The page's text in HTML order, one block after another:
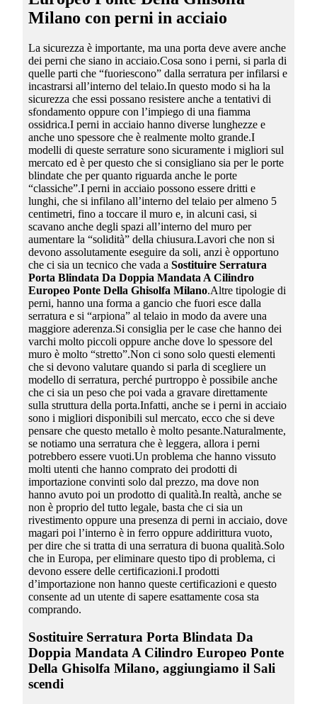
Milano con perni in acciaio
La sicurezza è importante, ma una porta deve avere anche
dei perni che siano in acciaio.Cosa sono i perni, si parla di
quelle parti che “fuoriescono” dalla serratura per infilarsi e
incastrarsi all’interno del telaio.In questo modo si ha la
sicurezza che essi possano resistere anche a tentativi di
sfondamento oppure con l’impiego di una fiamma
ossidrica.I perni in acciaio hanno diverse lunghezze e
anche uno spessore che è realmente molto grande.I
modelli di queste serrature sono sicuramente i migliori sul
mercato ed è per questo che si consigliano sia per le porte
blindate che per quanto riguarda anche le porte
“classiche”.I perni in acciaio possono essere dritti e
lunghi, che si infilano all’interno del telaio per almeno 5
centimetri, fino a toccare il muro e, in alcuni casi, si
scavano anche degli spazi all’interno del muro per
aumentare la “solidità” della chiusura.Lavori che non si
devono assolutamente eseguire da soli, anzi è opportuno
che ci sia un tecnico che vada a Sostituire Serratura
Porta Blindata Da Doppia Mandata A Cilindro
Europeo Ponte Della Ghisolfa Milano.Altre tipologie di
perni, hanno una forma a gancio che fuori esce dalla
serratura e si “arpiona” al telaio in modo da avere una
maggiore aderenza.Si consiglia per le case che hanno dei
varchi molto piccoli oppure anche dove lo spessore del
muro è molto “stretto”.Non ci sono solo questi elementi
che si devono valutare quando si parla di scegliere un
modello di serratura, perché purtroppo è possibile anche
che ci sia un peso che poi vada a gravare direttamente
sulla struttura della porta.Infatti, anche se i perni in acciaio
sono i migliori disponibili sul mercato, ecco che si deve
pensare che questo metallo è molto pesante.Naturalmente,
se notiamo una serratura che è leggera, allora i perni
potrebbero essere vuoti.Un problema che hanno vissuto
molti utenti che hanno comprato dei prodotti di
importazione convinti solo dal prezzo, ma dove non
hanno avuto poi un prodotto di qualità.In realtà, anche se
non è proprio del tutto legale, basta che ci sia un
rivestimento oppure una presenza di perni in acciaio, dove
magari poi l’interno è in ferro oppure addirittura vuoto,
per dire che si tratta di una serratura di buona qualità.Solo
che in Europa, per eliminare questo tipo di problema, ci
devono essere delle certificazioni.I prodotti
d’importazione non hanno queste certificazioni e questo
consente ad un utente di sapere esattamente cosa sta
comprando.
Sostituire Serratura Porta Blindata Da
Doppia Mandata A Cilindro Europeo Ponte
Della Ghisolfa Milano, aggiungiamo il Sali
scendi